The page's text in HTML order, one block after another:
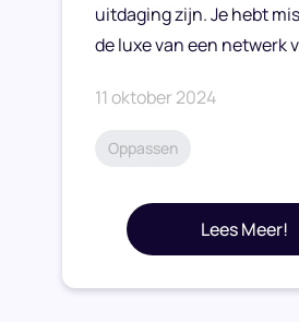
uitdaging zijn. Je hebt
de luxe van een netwerk
11 oktober 2024
Oppassen
Lees Meer!